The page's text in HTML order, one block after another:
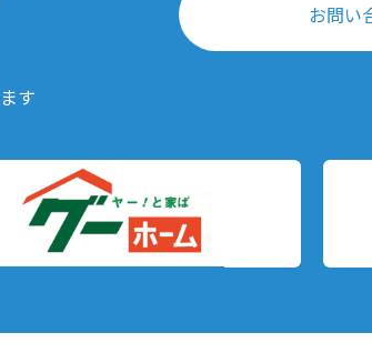
す
お問い